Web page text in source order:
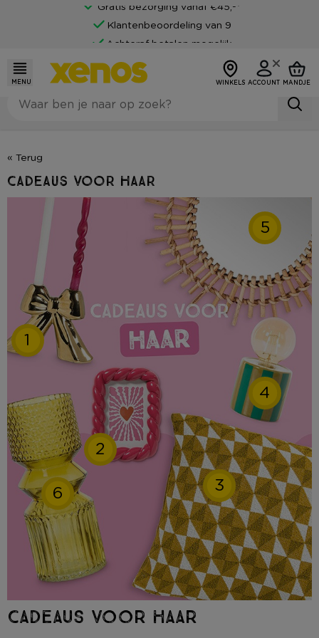
Gratis bezorging vanaf €45,-*
Klantenbeoordeling van 9
Achteraf betalen mogelijk
MENU WINKELS ACCOUNT MANDJE
« Terug
Cadeaus voor haar
1
2
3
4
5
6
CADEAUS VOOR HAAR